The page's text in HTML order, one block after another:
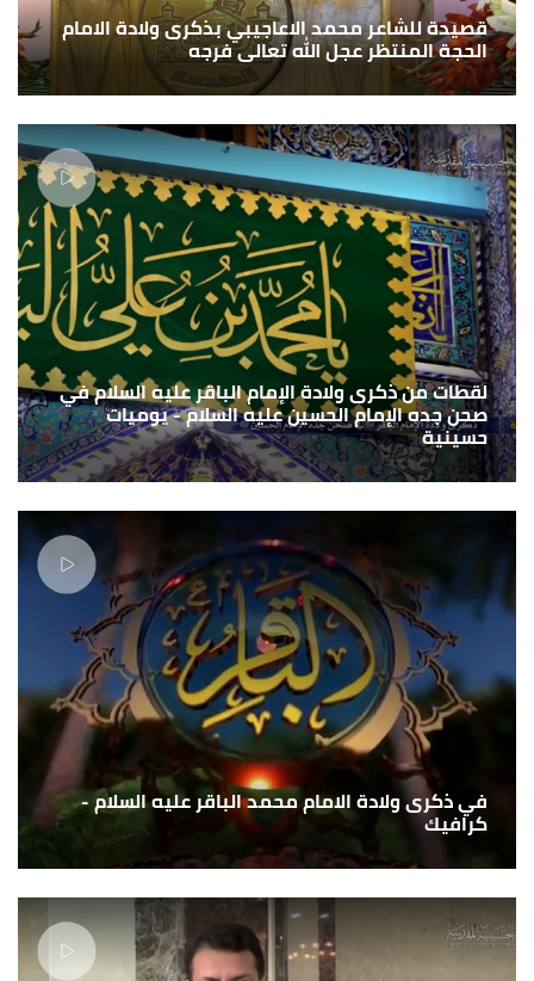
قصيدة للشاعر محمد الاعاجيبي بذكرى ولادة الامام
الحجة المنتظر عجل الله تعالى فرجه
لقطات من ذكرى ولادة الإمام الباقر عليه السلام في
صحن جده الإمام الحسين عليه السلام - يوميات
حسينية
في ذكرى ولادة الامام محمد الباقر عليه السلام -
كرافيك